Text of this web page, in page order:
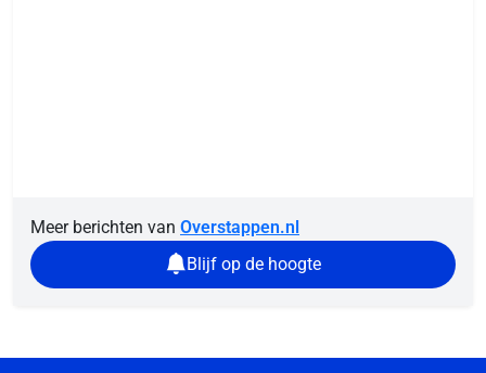
Meer berichten van Overstappen.nl
Blijf op de hoogte